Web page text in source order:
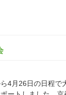
4月26日の日程で